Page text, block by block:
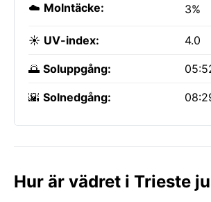
☁️ Molntäcke: 3%
☀️ UV-index: 4.0
🌅 Soluppgång:
🌇 Solnedgång:
Hur är vädret i Trieste